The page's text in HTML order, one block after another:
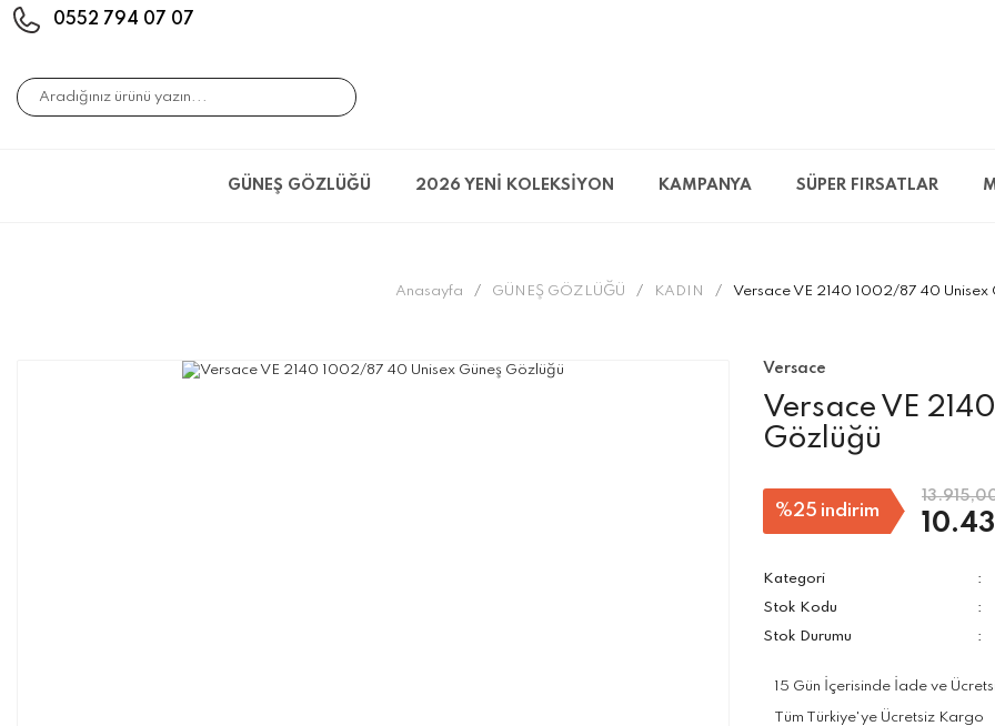
0552 794 07 07
GÜNEŞ GÖZLÜĞÜ 2026 YENİ KOLEKSİYON KAMPANYA SÜPER FIRSATLAR
Anasayfa GÜNEŞ GÖZLÜĞÜ KADIN Versace VE 2140 1002/87 40 Unisex
Versace
Versace VE
Gözlüğü
%25 indirim
Kategori
Stok Kodu
Stok Durumu
15 Gün İçerisinde İade ve
Tüm Türkiye'ye Ücretsiz Kargo